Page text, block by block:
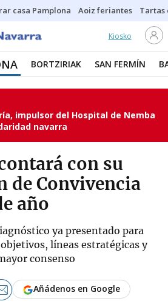
casa Pamplona Aoiz feriantes Tartas
Kiosko
BORTZIRIAK SAN FERMÍN
impulsor del Hospital de Nemba
navarra
con su
de Convivencia
año
ya presentado para
líneas estratégicas y
consenso
Añádenos en Google